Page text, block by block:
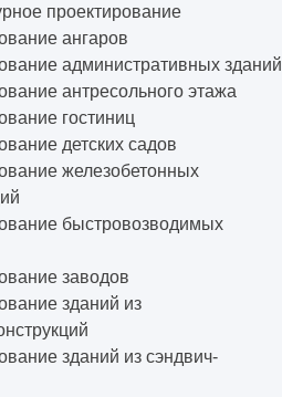
проектирование
ангаров
административных зданий
антресольного этажа
гостиниц
детских садов
железобетонных
быстровозводимых
заводов
зданий из
зданий из сэндвич-